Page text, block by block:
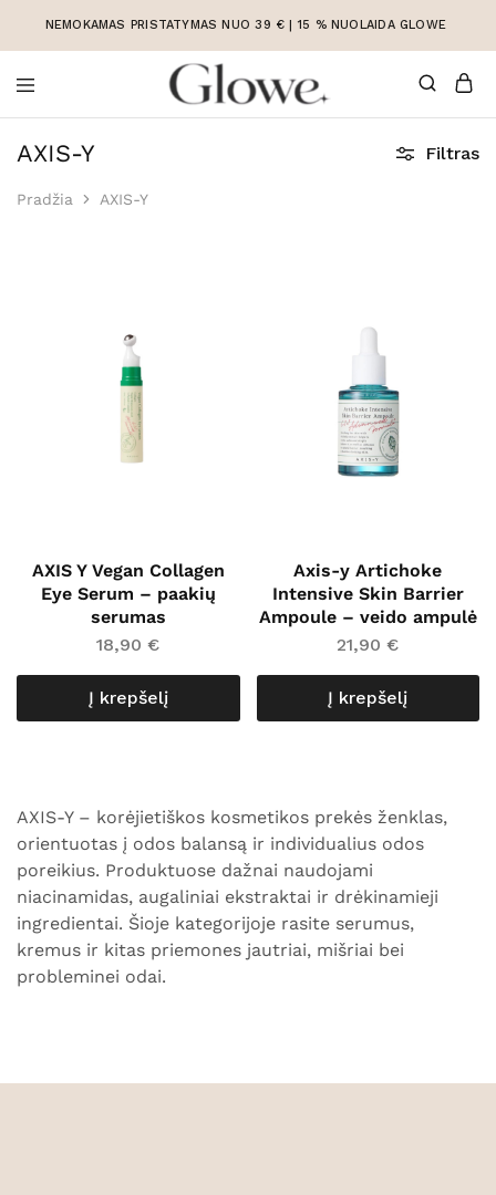
NEMOKAMAS PRISTATYMAS NUO 39 € | 15 % NUOLAIDA GLOWE
Korėjietiška
Korėjietiška
AXIS-Y
Pradžia AXIS-Y
Filtras
AXIS Y Vegan Collagen
Eye Serum – paakių
serumas
18,90€
Į krepšelį
Axis-y Artichoke
Intensive Skin Barrier
Ampoule – veido ampulė
21,90€
Į krepšelį
AXIS-Y – korėjietiškos kosmetikos prekės ženklas,
orientuotas į odos balansą ir individualius odos
poreikius. Produktuose dažnai naudojami
niacinamidas, augaliniai ekstraktai ir drėkinamieji
ingredientai. Šioje kategorijoje rasite serumus,
kremus ir kitas priemones jautriai, mišriai bei
probleminei odai.